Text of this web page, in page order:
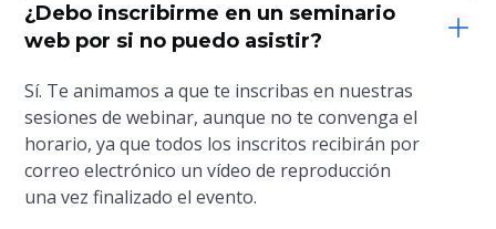
¿Debo inscribirme en un seminario
web por si no puedo asistir?
Sí. Te animamos a que te inscribas en nuestras
sesiones de webinar, aunque no te convenga el
horario, ya que todos los inscritos recibirán por
correo electrónico un vídeo de reproducción
una vez finalizado el evento.